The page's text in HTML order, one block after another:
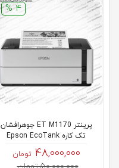
4 %
پرینتر ET M1170 جوهرافشان
تک کاره Epson EcoTank
48,000,000 تومان